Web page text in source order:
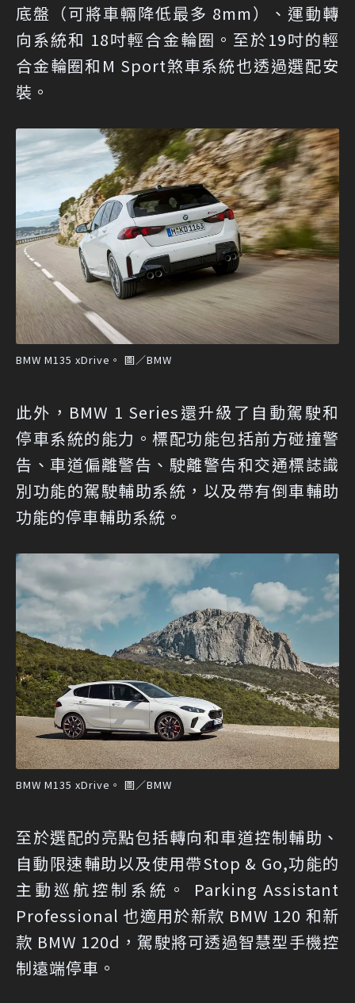
底盤（可將車輛降低最多 8mm）、運動轉
向系統和 18吋輕合金輪圈。至於19吋的輕
合金輪圈和M Sport煞車系統也透過選配安
裝。
BMW M135 xDrive。 圖／BMW
此外，BMW 1 Series還升級了自動駕駛和
停車系統的能力。標配功能包括前方碰撞警
告、車道偏離警告、駛離警告和交通標誌識
別功能的駕駛輔助系統，以及帶有倒車輔助
功能的停車輔助系統。
BMW M135 xDrive。 圖／BMW
至於選配的亮點包括轉向和車道控制輔助、
自動限速輔助以及使用帶Stop & Go,功能的
主動巡航控制系統。 Parking Assistant
Professional 也適用於新款 BMW 120 和新
款 BMW 120d，駕駛將可透過智慧型手機控
制遠端停車。